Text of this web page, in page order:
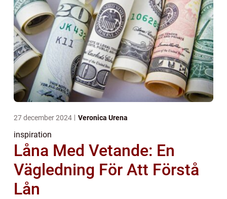
27 december 2024 Veronica Urena
inspiration
Låna Med Vetande: En
Vägledning För Att Förstå
Lån